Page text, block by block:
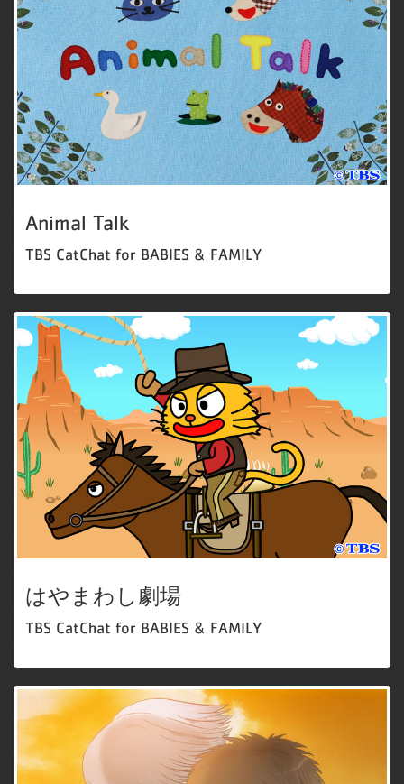
Animal Talk
TBS CatChat for BABIES & FAMILY
はやまわし劇場
TBS CatChat for BABIES & FAMILY